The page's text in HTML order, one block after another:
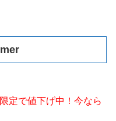
定で値下げ中！今なら